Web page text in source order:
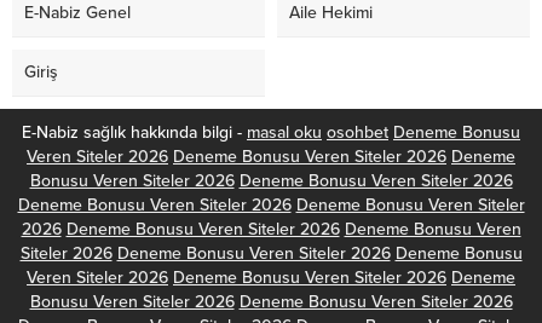
E-Nabiz Genel Aile Hekimi
Giriş
E-Nabiz sağlık hakkında bilgi - masal oku osohbet Deneme Bonusu
Veren Siteler 2026 Deneme Bonusu Veren Siteler 2026 Deneme
Bonusu Veren Siteler 2026 Deneme Bonusu Veren Siteler 2026
Deneme Bonusu Veren Siteler 2026 Deneme Bonusu Veren Siteler
2026 Deneme Bonusu Veren Siteler 2026 Deneme Bonusu Veren
Siteler 2026 Deneme Bonusu Veren Siteler 2026 Deneme Bonusu
Veren Siteler 2026 Deneme Bonusu Veren Siteler 2026 Deneme
Bonusu Veren Siteler 2026 Deneme Bonusu Veren Siteler 2026